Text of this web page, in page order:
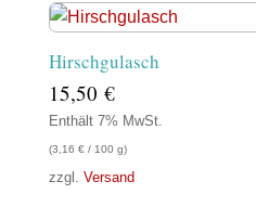
Hirschgulasch
15,50 €
Enthält 7% MwSt.
(3,16 €/ 100 g)
zzgl. Versand